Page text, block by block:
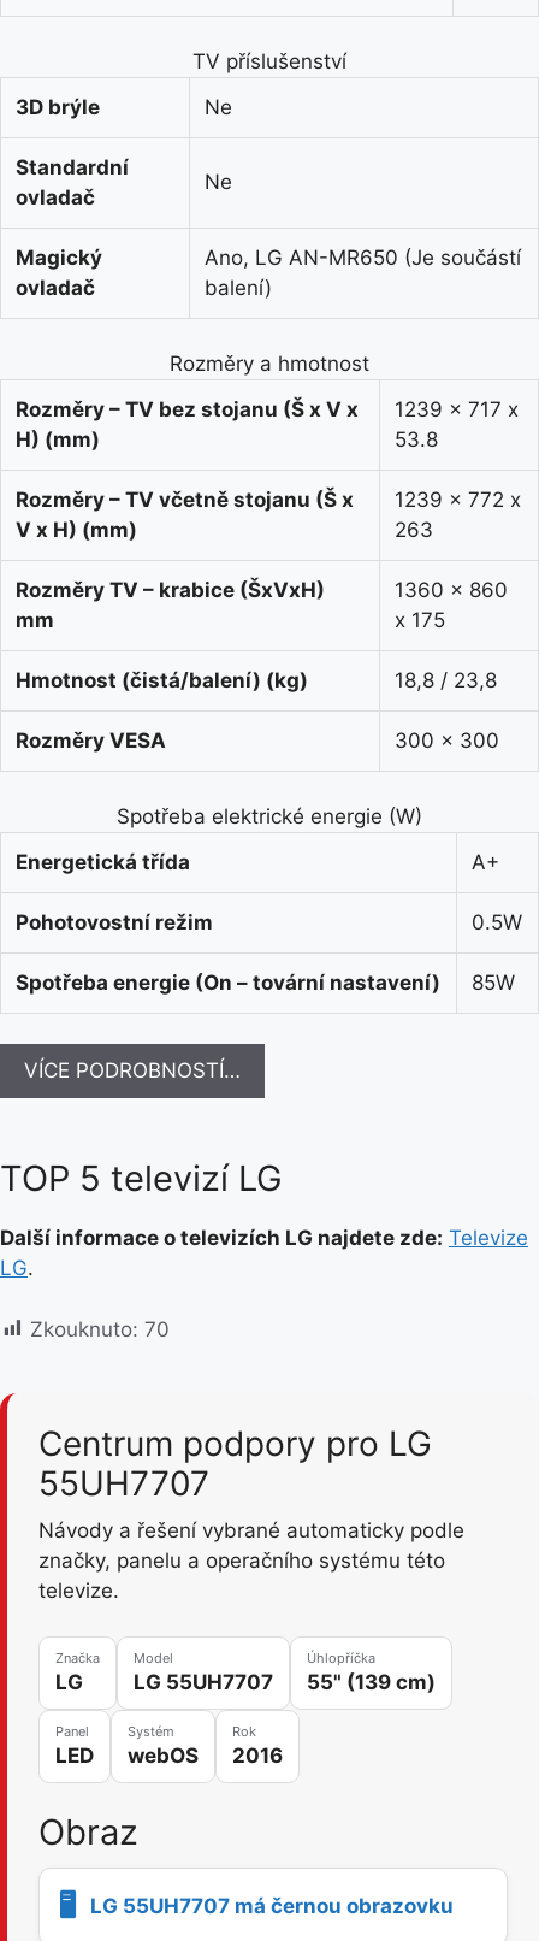
TV příslušenství
3D brýle
Ne
Standardní
ovladač
Ne
Magický
ovladač
Ano, LG AN-MR650 (Je součástí
balení)
Rozměry a hmotnost
Rozměry – TV bez stojanu (Š x V x
H) (mm)
1239 x 717 x
53.8
Rozměry – TV včetně stojanu (Š x
V x H) (mm)
1239 x 772 x
263
Rozměry TV – krabice (ŠxVxH)
mm
1360 x 860
x 175
Hmotnost (čistá/balení) (kg) 18,8 / 23,8
Rozměry VESA 300 x 300
Spotřeba elektrické energie (W)
Energetická třída
A+
Pohotovostní režim 0.5W
Spotřeba energie (On – tovární nastavení) 85W
VÍCE PODROBNOSTÍ…
TOP 5 televizí LG
Další informace o televizích LG najdete zde: Televize
LG.
Zkouknuto: 70
Centrum podpory pro LG
55UH7707
Návody a řešení vybrané automaticky podle
značky, panelu a operačního systému této
televize.
Značka
LG
Model
LG 55UH7707
Úhlopříčka
55" (139 cm)
Panel
LED
Systém
webOS
Rok
2016
Obraz
🖥️ LG 55UH7707 má černou obrazovku